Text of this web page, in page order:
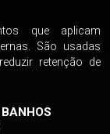
que aplicam
São usadas
retenção de